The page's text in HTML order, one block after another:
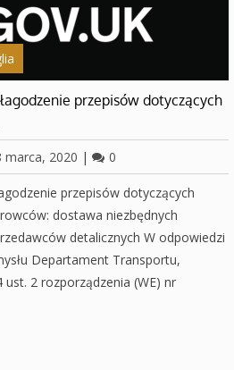
przepisów dotyczących
marca, 2020 | 0
przepisów dotyczących
dostawa niezbędnych
detalicznych W odpowiedzi
Departament Transportu,
ust. 2 rozporządzenia (WE) nr